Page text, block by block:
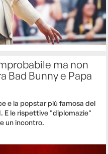
ma non
Bad Bunny e Papa
e la popstar più famosa del
E le rispettive "diplomazie"
un incontro.